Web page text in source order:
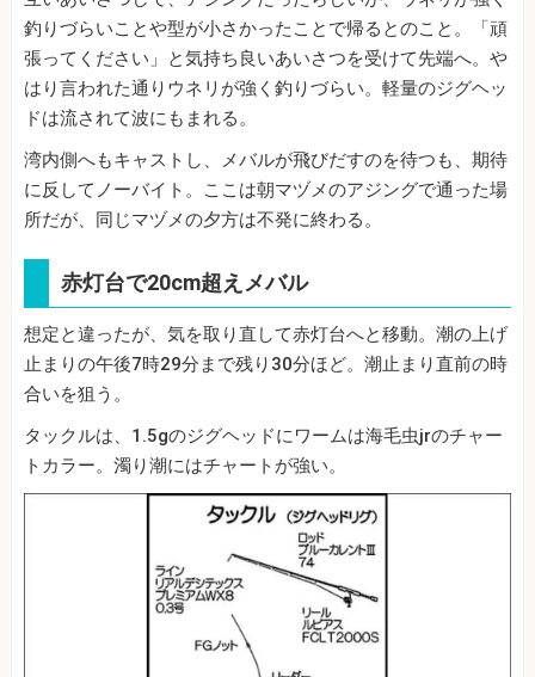
釣りづらいことや型が小さかったことで帰るとのこと。「頑
張ってください」と気持ち良いあいさつを受けて先端へ。や
はり言われた通りウネリが強く釣りづらい。軽量のジグヘッ
ドは流されて波にもまれる。
湾内側へもキャストし、メバルが飛びだすのを待つも、期待
に反してノーバイト。ここは朝マヅメのアジングで通った場
所だが、同じマヅメの夕方は不発に終わる。
赤灯台で20cm超えメバル
想定と違ったが、気を取り直して赤灯台へと移動。潮の上げ
止まりの午後7時29分まで残り30分ほど。潮止まり直前の時
合いを狙う。
タックルは、1.5gのジグヘッドにワームは海毛虫jrのチャー
トカラー。濁り潮にはチャートが強い。